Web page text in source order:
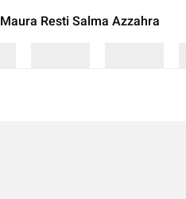
Maura Resti Salma Azzahra